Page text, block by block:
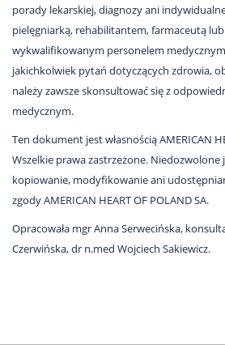
porady lekarskiej, diagnozy ani
pielęgniarką, rehabilitantem, farmaceutą
wykwalifikowanym personelem
jakichkolwiek pytań dotyczących zdrowia,
należy zawsze skonsultować się z
medycznym.
Ten dokument jest własnością AMERICAN
Wszelkie prawa zastrzeżone.
kopiowanie, modyfikowanie ani
zgody AMERICAN HEART OF POLAND SA.
Opracowała mgr Anna Serwecińska,
Czerwińska, dr n.med Wojciech Sakiewicz.